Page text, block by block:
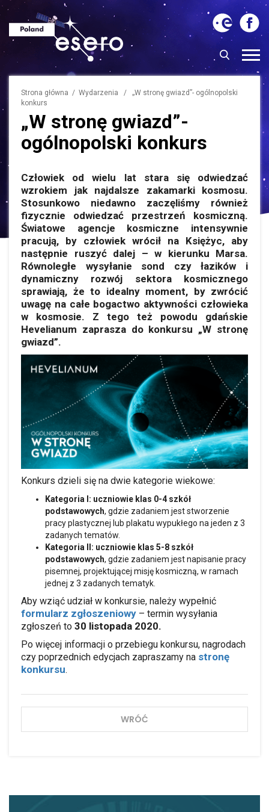
Strona główna / Wydarzenia / „W stronę gwiazd”- ogólnopolski
konkurs
„W stronę gwiazd”-
ogólnopolski konkurs
Człowiek od wielu lat stara się odwiedzać
wzrokiem jak najdalsze zakamarki kosmosu.
Stosunkowo niedawno zaczęliśmy również
fizycznie odwiedzać przestrzeń kosmiczną.
Światowe agencje kosmiczne intensywnie
pracują, by człowiek wrócił na Księżyc, aby
następnie ruszyć dalej – w kierunku Marsa.
Równoległe wysyłanie sond czy łazików i
dynamiczny rozwój sektora kosmicznego
sprawiają, że to idealny moment, by zwrócić
uwagę na całe bogactwo aktywności człowieka
w kosmosie. Z tego też powodu gdańskie
Hevelianum zaprasza do konkursu „W stronę
gwiazd”.
Konkurs dzieli się na dwie kategorie wiekowe:
Kategoria I: uczniowie klas 0-4 szkół
podstawowych, gdzie zadaniem jest stworzenie
pracy plastycznej lub plakatu wypukłego na jeden z 3
zadanych tematów.
Kategoria II: uczniowie klas 5-8 szkół
podstawowych, gdzie zadaniem jest napisanie pracy
pisemnej, projektującej misję kosmiczną, w ramach
jednej z 3 zadanych tematyk.
Aby wziąć udział w konkursie, należy wypełnić
formularz zgłoszeniowy – termin wysyłania
zgłoszeń to 30 listopada 2020.
Po więcej informacji o przebiegu konkursu, nagrodach
czy poprzednich edycjach zapraszamy na stronę
konkursu.
WRÓĆ